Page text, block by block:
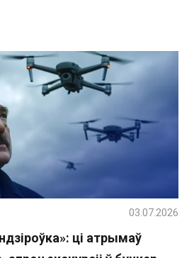
ці атрымаў
03.07.2026